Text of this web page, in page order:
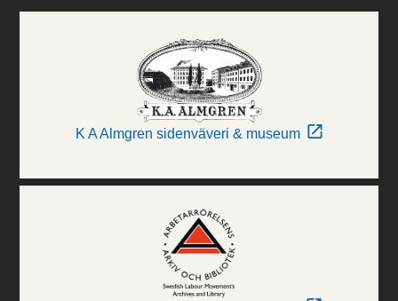
K A Almgren sidenväveri & museum